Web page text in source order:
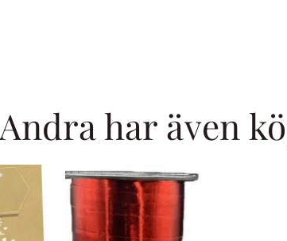
Andra har även